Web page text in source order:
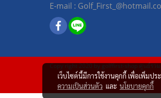
E-mail :
Copy right 2020 by golffirst-shop ศูนย์ร
เว็บไซต์นี้มีการใช้งานคุกกี้ เพื่อเพิ่มป
ความเป็นส่วนตัว และ นโยบายคุกกี้